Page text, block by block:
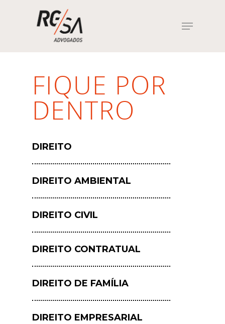
FIQUE POR
DENTRO
DIREITO
DIREITO AMBIENTAL
DIREITO CIVIL
DIREITO CONTRATUAL
DIREITO DE FAMÍLIA
DIREITO EMPRESARIAL